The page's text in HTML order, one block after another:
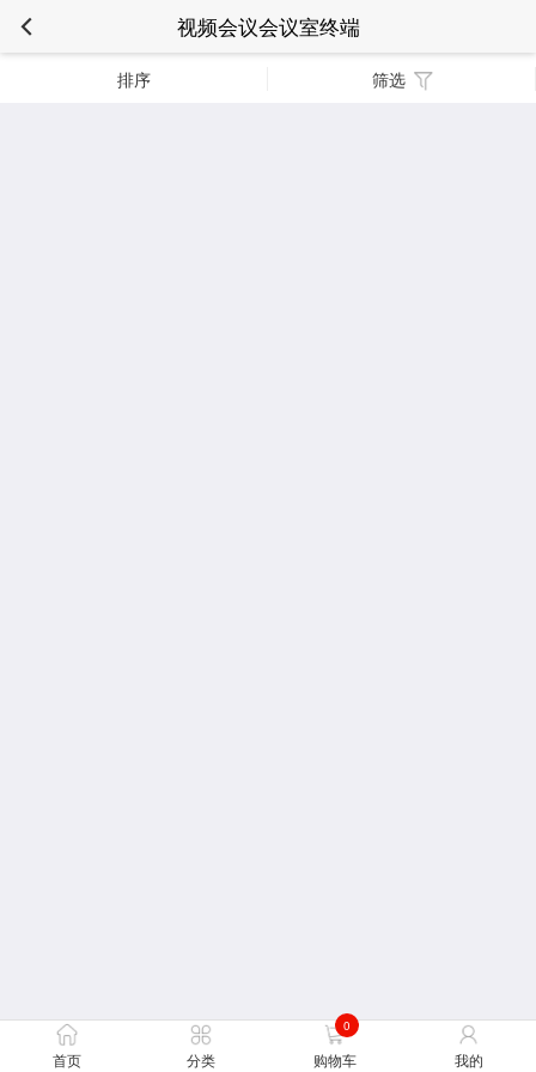
视频会议会议室终端
排序 筛选
首页 分类
0
购物车 我的